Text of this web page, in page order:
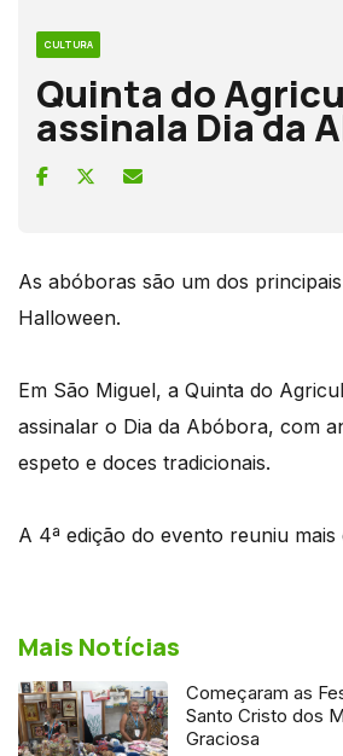
CULTURA
Quinta do
assinala Dia da
As abóboras são um dos
Halloween.
Em São Miguel, a Quinta do
assinalar o Dia da Abóbora, com
espeto e doces tradicionais.
A 4ª edição do evento reuniu mais
Mais Notícias
Começaram as
Santo Cristo dos
Graciosa